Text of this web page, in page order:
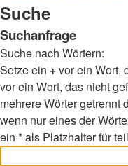
Suche
Suchanfrage
Suche nach Wörtern:
Setze ein +vor ein Wort,
vor ein Wort, das nicht
mehrere Wörter getrennt
wenn nur eines der
ein * als Platzhalter für